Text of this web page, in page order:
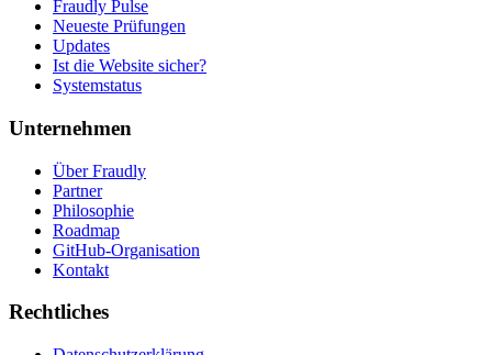
Fraudly Pulse
Neueste Prüfungen
Updates
Ist die Website sicher?
Systemstatus
Unternehmen
Über Fraudly
Partner
Philosophie
Roadmap
GitHub-Organisation
Kontakt
Rechtliches